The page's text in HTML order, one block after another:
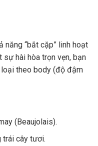
năng “bắt cặp” linh hoạt
sự hài hòa trọn vẹn, bạn
loại theo body (độ đậm
(Beaujolais).
trái cây tươi.